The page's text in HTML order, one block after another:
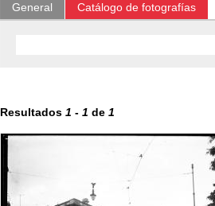
General Catálogo de fotografías
Resultados 1 - 1 de 1